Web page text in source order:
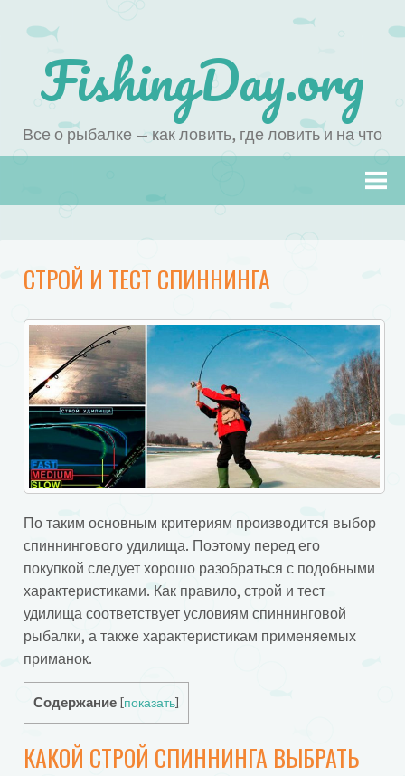
FishingDay.org
Все о рыбалке — как ловить, где ловить и на что
СТРОЙ И ТЕСТ СПИННИНГА
По таким основным критериям производится выбор
спиннингового удилища. Поэтому перед его
покупкой следует хорошо разобраться с подобными
характеристиками. Как правило, строй и тест
удилища соответствует условиям спиннинговой
рыбалки, а также характеристикам применяемых
приманок.
Содержание [показать]
КАКОЙ СТРОЙ СПИННИНГА ВЫБРАТЬ